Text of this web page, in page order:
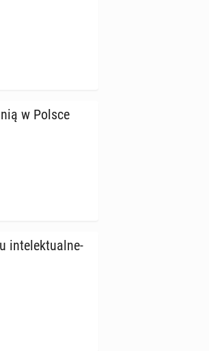
w Polsce
in­te­lek­tu­al­ne­